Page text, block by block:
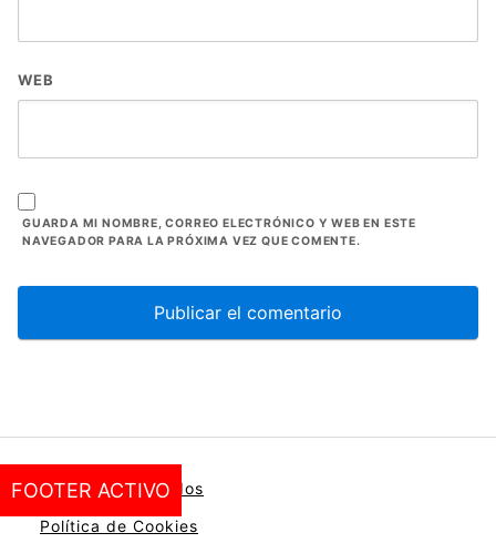
WEB
GUARDA MI NOMBRE, CORREO ELECTRÓNICO Y WEB EN ESTE
NAVEGADOR PARA LA PRÓXIMA VEZ QUE COMENTE.
Política de Afiliados
Política de Cookies
FOOTER ACTIVO